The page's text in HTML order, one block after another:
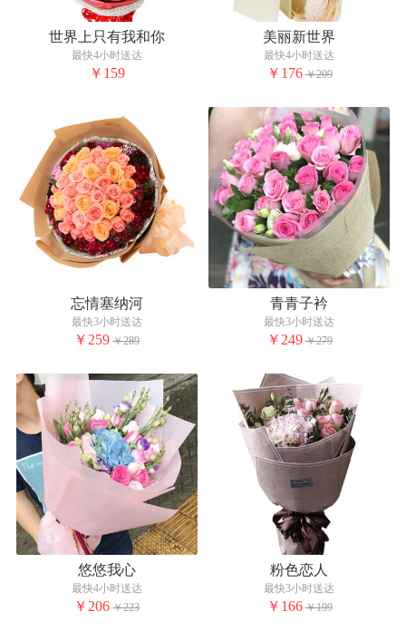
世界上只有我和你
最快4小时送达
￥159
美丽新世界
最快4小时送达
￥176 ￥209
忘情塞纳河
最快3小时送达
￥259 ￥289
青青子衿
最快3小时送达
￥249 ￥279
悠悠我心
最快4小时送达
￥206 ￥223
粉色恋人
最快3小时送达
￥166 ￥199